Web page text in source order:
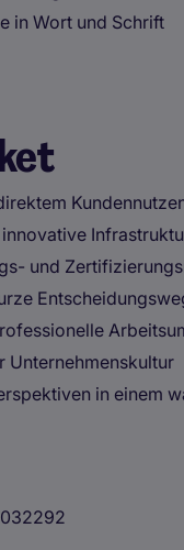
in Wort und Schrift
und
Unternehmenskultur
in einem